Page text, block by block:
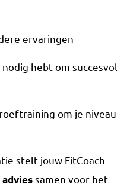
ervaringen
hebt om succesvol
om je niveau
stelt jouw FitCoach
samen voor het